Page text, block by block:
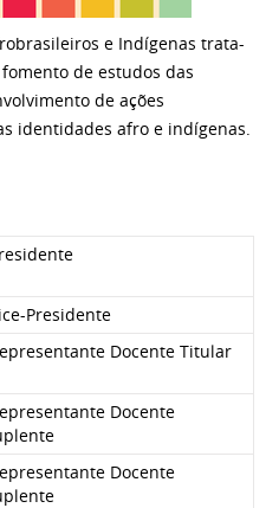
e Indígenas trata-
de estudos das
de ações
identidades afro e indígenas.
Presidente
Docente Titular
Docente
Docente